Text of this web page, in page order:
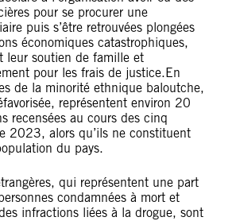
pour se procurer une
puis s’être retrouvées plongées
économiques catastrophiques,
leur soutien de famille et
pour les frais de justice.En
de la minorité ethnique baloutche,
représentent environ 20
recensées au cours des cinq
2023, alors qu’ils ne constituent
du pays.
qui représentent une part
condamnées à mort et
infractions liées à la drogue, sont